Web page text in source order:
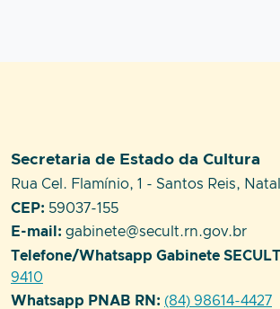
Setor responsável:
Secretaria de Estado da Cultura
Endereço:
Rua Cel. Flamínio, 1 - Santos Reis,
CEP: 59037-155
E-mail: gabinete@secult.rn.gov.br
Telefone/Whatsapp Gabinete
9410
Whatsapp PNAB RN: (84) 98614-4427